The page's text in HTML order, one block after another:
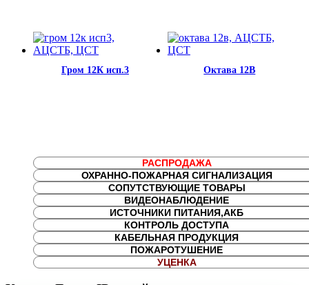
Гром 12К исп.3 Октава 12В
РАСПРОДАЖА
ОХРАННО-ПОЖАРНАЯ СИГНАЛИЗАЦИЯ
СОПУТСТВУЮЩИЕ ТОВАРЫ
ВИДЕОНАБЛЮДЕНИЕ
ИСТОЧНИКИ ПИТАНИЯ,АКБ
КОНТРОЛЬ ДОСТУПА
КАБЕЛЬНАЯ ПРОДУКЦИЯ
ПОЖАРОТУШЕНИЕ
УЦЕНКА